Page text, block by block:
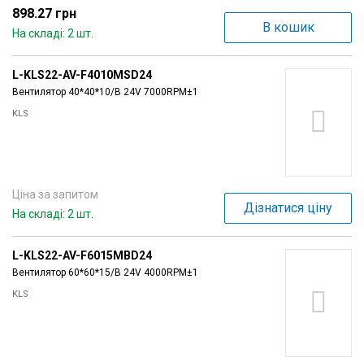
898.27 грн
На складі: 2 шт. В кошик
L-KLS22-AV-F4010MSD24
Вентилятор 40*40*10/B 24V 7000RPM±1
KLS
Ціна за запитом
На складі: 2 шт.
Дізнатися ціну
L-KLS22-AV-F6015MBD24
Вентилятор 60*60*15/B 24V 4000RPM±1
KLS